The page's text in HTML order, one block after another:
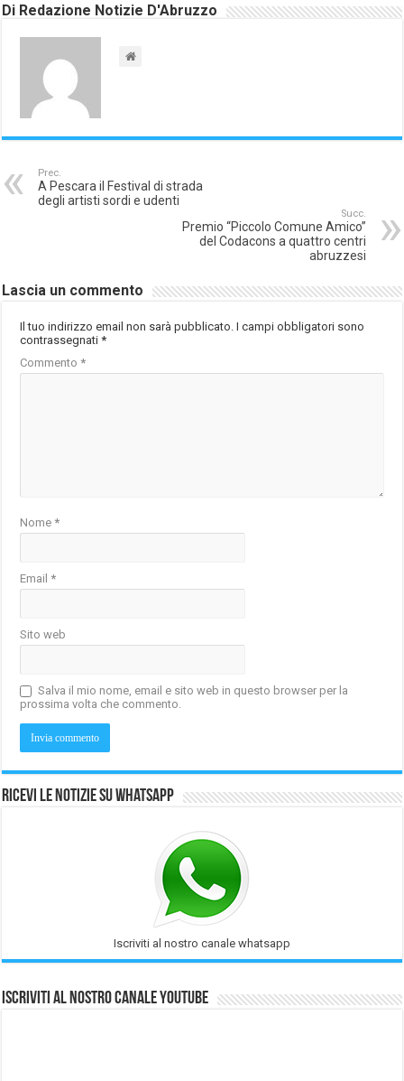
Di Redazione Notizie D'Abruzzo
Prec.
A Pescara il Festival di strada
degli artisti sordi e udenti
Succ.
Premio “Piccolo Comune Amico”
del Codacons a quattro centri
abruzzesi
Lascia un commento
Il tuo indirizzo email non sarà pubblicato. I campi obbligatori sono
contrassegnati*
Commento*
Nome*
Email*
Sito web
Salva il mio nome, email e sito web in questo browser per la
prossima volta che commento.
Ricevi le notizie su Whatsapp
Iscriviti al nostro canale whatsapp
Iscriviti al nostro Canale Youtube